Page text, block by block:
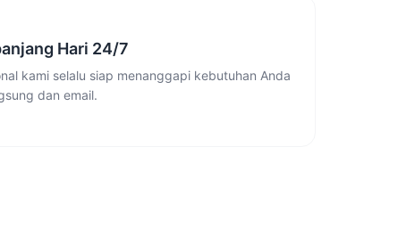
Hari 24/7
kami selalu siap menanggapi kebutuhan Anda
dan email.